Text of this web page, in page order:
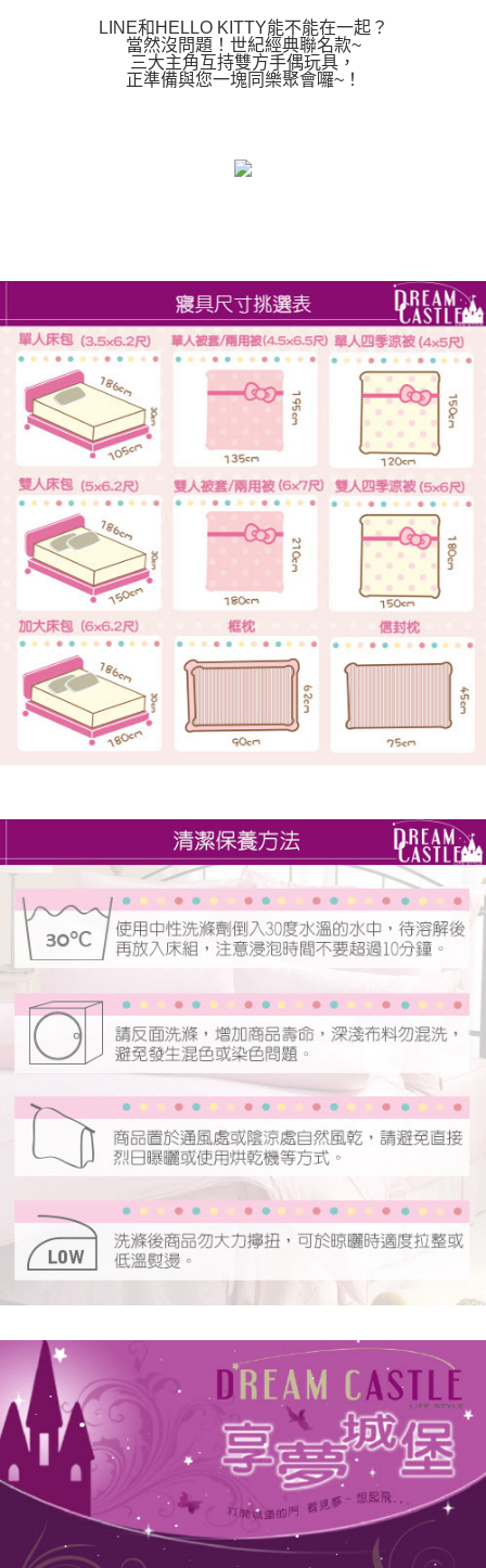
LINE和HELLO KITTY能不能在一起？
當然沒問題！世紀經典聯名款~
三大主角互持雙方手偶玩具，
正準備與您一塊同樂聚會囉~！